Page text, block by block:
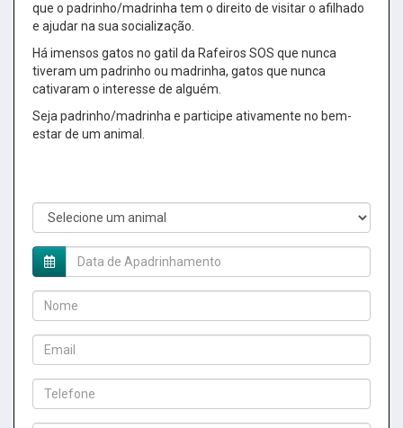
que o padrinho/madrinha tem o direito de visitar o afilhado
e ajudar na sua socialização.
Há imensos gatos no gatil da Rafeiros SOS que nunca
tiveram um padrinho ou madrinha, gatos que nunca
cativaram o interesse de alguém.
Seja padrinho/madrinha e participe ativamente no bem-
estar de um animal.